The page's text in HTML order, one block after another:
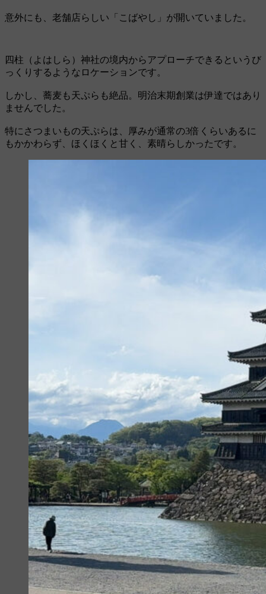
意外にも、老舗店らしい「こばやし」が開いていました。
四柱（よはしら）神社の境内からアプローチできるというび
っくりするようなロケーションです。
しかし、蕎麦も天ぷらも絶品。明治末期創業は伊達ではあり
ませんでした。
特にさつまいもの天ぷらは、厚みが通常の3倍くらいあるに
もかかわらず、ほくほくと甘く、素晴らしかったです。